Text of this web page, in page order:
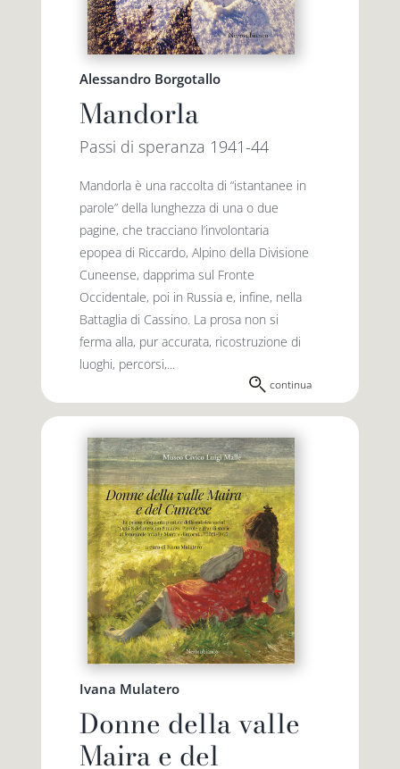
Alessandro Borgotallo
Mandorla
Passi di speranza 1941-44
Mandorla è una raccolta di “istantanee in
parole” della lunghezza di una o due
pagine, che tracciano l’involontaria
epopea di Riccardo, Alpino della Divisione
Cuneense, dapprima sul Fronte
Occidentale, poi in Russia e, infine, nella
Battaglia di Cassino. La prosa non si
ferma alla, pur accurata, ricostruzione di
luoghi, percorsi,...
continua
Ivana Mulatero
Donne della valle
Maira e del